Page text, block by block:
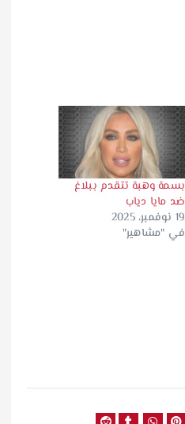
بسمة وهبة تتقدم ببلاغ
ضد مايا دياب
19 نوفمبر، 2025
في "مشاهير"